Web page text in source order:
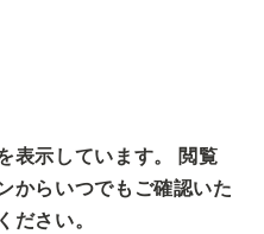
示しています。
閲覧
からいつでもご確認いた
ださい。